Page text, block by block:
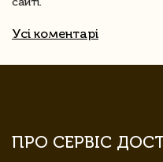
Усі коментарі
ПРО СЕРВІС